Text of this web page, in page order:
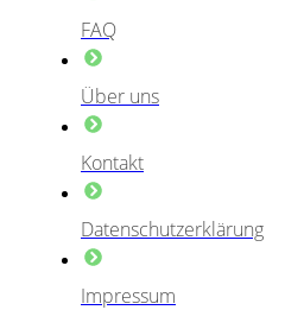
FAQ
Über uns
Kontakt
Datenschutzerklärung
Impressum